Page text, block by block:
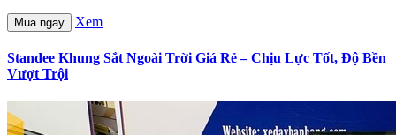
Mua ngay Xem
Standee Khung Sắt Ngoài Trời Giá Rẻ – Chịu Lực Tốt, Độ Bền
Vượt Trội